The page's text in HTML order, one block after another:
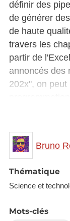
définir des
de générer
de haute
travers les
partir de
annoncés des
202x", on
une analyse
permettant de
l'exécution de
se termine par
pipelines sur
Bruno
Thématique
Science et
Mots-clés